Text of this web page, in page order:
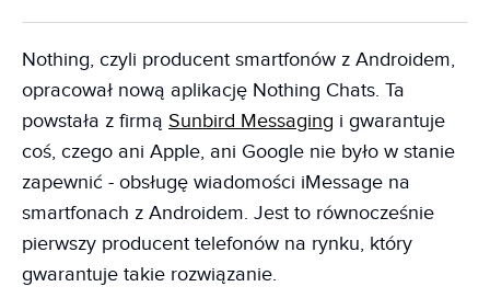
Nothing, czyli producent smartfonów z Androidem,
opracował nową aplikację Nothing Chats. Ta
powstała z firmą Sunbird Messaging i gwarantuje
coś, czego ani Apple, ani Google nie było w stanie
zapewnić - obsługę wiadomości iMessage na
smartfonach z Androidem. Jest to równocześnie
pierwszy producent telefonów na rynku, który
gwarantuje takie rozwiązanie.